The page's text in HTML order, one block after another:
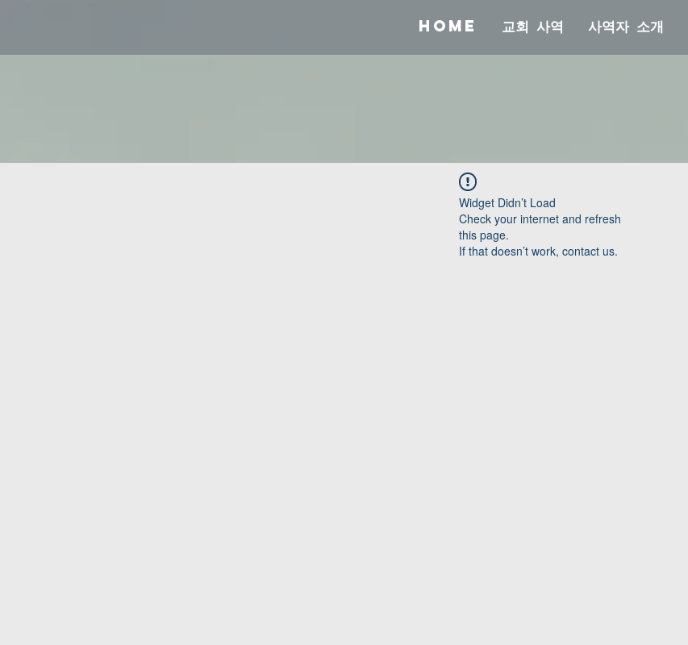
Home 교회 사역 사역자 소개
Widget Didn’t Load
Check your internet and refresh
this page.
If that doesn’t work, contact us.